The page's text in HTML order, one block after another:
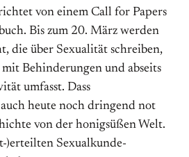
von einem Call for Papers
Bis zum 20. März werden
die über Sexualität schreiben,
Behinderungen und abseits
umfasst. Dass
heute noch dringend not
von der honigsüßen Welt.
)erteilten Sexualkunde-